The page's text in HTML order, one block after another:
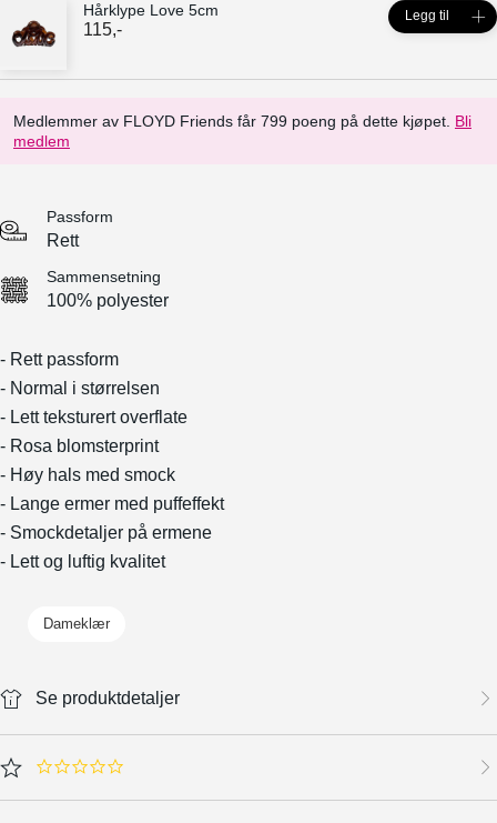
Medlemmer av FLOYD Friends får 799 poeng på dette kjøpet. Bli
medlem
Hårklype Love 5cm
115,-
Legg til
Passform
Rett
Sammensetning
100% polyester
- Rett passform
- Normal i størrelsen
- Lett teksturert overflate
- Rosa blomsterprint
- Høy hals med smock
- Lange ermer med puffeffekt
- Smockdetaljer på ermene
- Lett og luftig kvalitet
Dameklær
Se produktdetaljer
0.0 star rating